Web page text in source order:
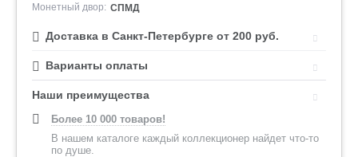
Монетный двор: СПМД
Доставка в Санкт-Петербурге от 200 руб.
Варианты оплаты
Наши преимущества
Более 10 000 товаров!
В нашем каталоге каждый коллекционер найдет что-то
по душе.